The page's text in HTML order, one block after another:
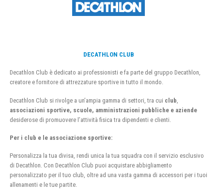
DECATHLON CLUB
Decathlon Club è dedicato ai professionisti e fa parte del gruppo Decathlon,
creatore e fornitore di attrezzature sportive in tutto il mondo.
Decathlon Club si rivolge a un’ampia gamma di settori, tra cui club
associazioni sportive, scuole, amministrazioni pubbliche e aziende
desiderose di promuovere l’attività fisica tra dipendenti e clienti.
Per i club e le associazione sportive:
Personalizza la tua divisa, rendi unica la tua squadra con il servizio esclusivo
di Decathlon. Con Decathlon Club puoi acquistare abbigliamento
personalizzato per il tuo club, oltre ad una vasta gamma di accessori per i tuoi
allenamenti e le tue partite.